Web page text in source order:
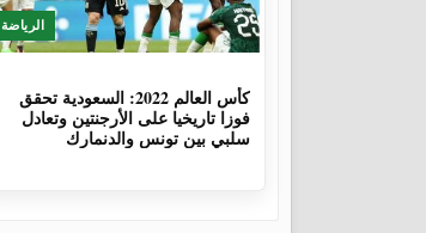
الرياضة
كأس العالم 2022: السعودية تحقق
فوزا تاريخيا على الأرجنتين وتعادل
سلبي بين تونس والدنمارك